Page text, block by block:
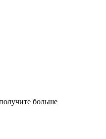
больше